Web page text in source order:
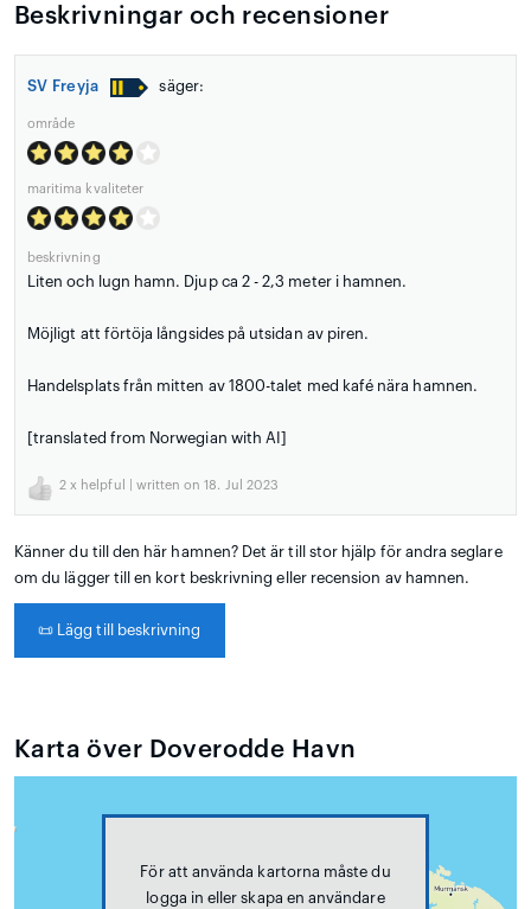
Beskrivningar och recensioner
SV Freyja säger:
område
maritima kvaliteter
beskrivning
Liten och lugn hamn. Djup ca 2 - 2,3 meter i hamnen.
Möjligt att förtöja långsides på utsidan av piren.
Handelsplats från mitten av 1800-talet med kafé nära hamnen.
[translated from Norwegian with AI]
2 x helpful | written on 18. Jul 2023
Känner du till den här hamnen? Det är till stor hjälp för andra seglare
om du lägger till en kort beskrivning eller recension av hamnen.
📜 Lägg till beskrivning
Karta över Doverodde Havn
För att använda kartorna måste du
logga in eller skapa en användare